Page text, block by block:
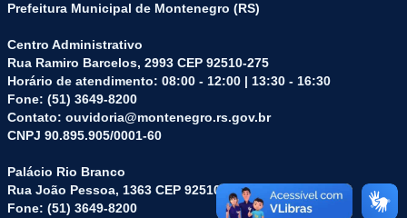
Prefeitura Municipal de Montenegro (RS)
Centro Administrativo
Rua Ramiro Barcelos, 2993 CEP 92510-275
Horário de atendimento: 08:00 - 12:00 | 13:30 - 16:30
Fone: (51) 3649-8200
Contato: ouvidoria@montenegro.rs.gov.br
CNPJ 90.895.905/0001-60
Palácio Rio Branco
Rua João Pessoa, 1363 CEP 92510-045
Fone: (51) 3649-8200